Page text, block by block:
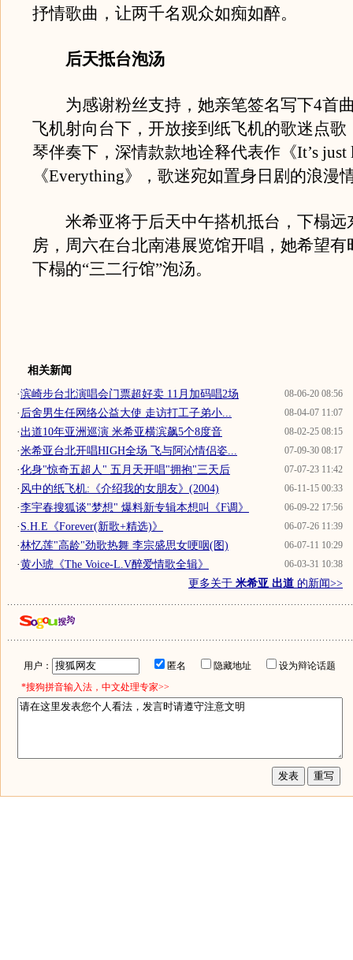
抒情歌曲，让两千名观众如痴如醉。
后天抵台泡汤
为感谢粉丝支持，她亲笔签名写下4首
飞机射向台下，开放接到纸飞机的歌迷点歌
琴伴奏下，深情款款地诠释代表作《It’s just
《Everything》，歌迷宛如置身日剧的浪漫
米希亚将于后天中午搭机抵台，下榻远
房，周六在台北南港展览馆开唱，她希望有
下榻的“三二行馆”泡汤。
相关新闻
08-06-20 08:56
·滨崎步台北演唱会门票超好卖 11月加码唱2场
08-04-07 11:07
· 后舍男生任网络公益大使 走访打工子弟小...
08-02-25 08:15
·出道10年亚洲巡演 米希亚横滨飙5个8度音
07-09-30 08:17
·米希亚台北开唱HIGH全场 飞与阿沁情侣姿...
07-07-23 11:42
·化身"惊奇五超人" 五月天开唱"拥抱"三天后
06-11-15 00:33
· 风中的纸飞机:《介绍我的女朋友》(2004)
06-09-22 17:56
·李宇春搜狐谈"梦想" 爆料新专辑本想叫《F调》
06-07-26 11:39
·S.H.E《Forever(新歌+精选)》
06-07-11 10:29
·林忆莲"高龄"劲歌热舞 李宗盛思女哽咽(图)
06-03-31 10:38
·黄小琥《The Voice-L.V醉爱情歌全辑》
更多关于 米希亚 出道 的新闻>>
用户： 匿名 隐藏地址
设为辩论话题
*搜狗拼音输入法，中文处理专家>>